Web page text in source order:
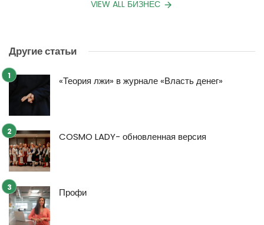
VIEW ALL БИЗНЕС
Другие статьи
«Теория лжи» в журнале «Власть денег»
COSMO LADY- обновленная версия
Профи